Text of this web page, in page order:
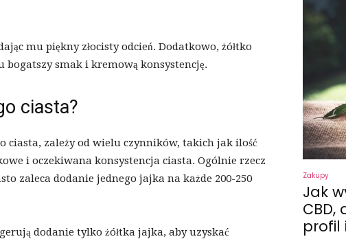
mu piękny złocisty odcień. Dodatkowo, żółtko
bogatszy smak i kremową konsystencję.
ciasta?
ciasta, zależy od wielu czynników, takich jak ilość
i oczekiwana konsystencja ciasta. Ogólnie rzecz
zaleca dodanie jednego jajka na każde 200-250
dodanie tylko żółtka jajka, aby uzyskać
Zakupy
Jak
profil